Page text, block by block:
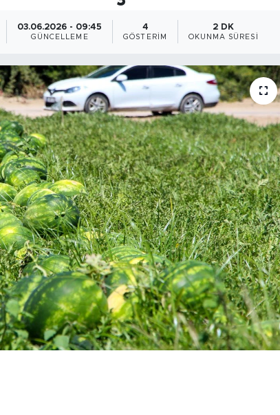
03.06.2026 - 09:45
GÜNCELLEME
4
GÖSTERIM
2 DK
OKUNMA SÜRESI